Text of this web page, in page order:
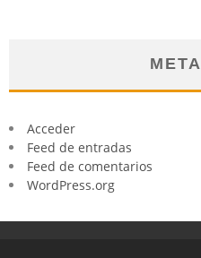
META
Acceder
Feed de entradas
Feed de comentarios
WordPress.org